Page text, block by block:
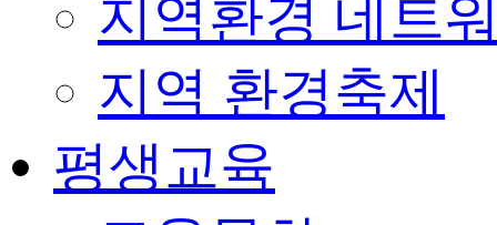
지역환경 네트
지역 환경축제
평생교육